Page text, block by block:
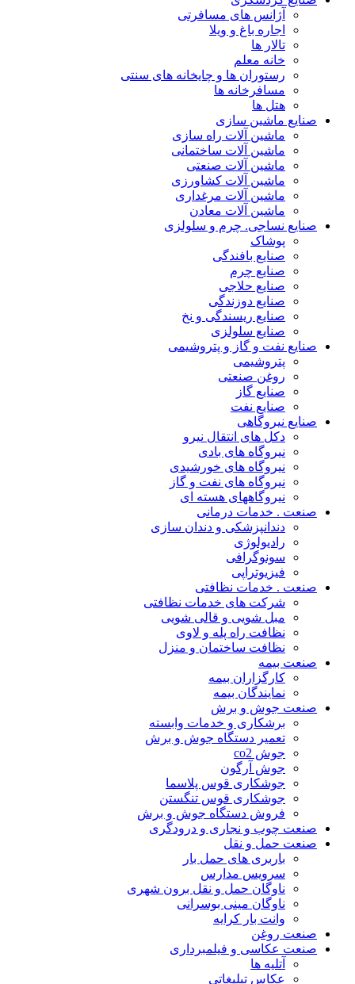
آژانس های مسافرتی
اجاره باغ و ویلا
تالار ها
خانه معلم
رستوران ها و چایخانه های سنتی
مسافرخانه ها
هتل ها
صنایع ماشین سازی
ماشین آلات راه سازی
ماشین آلات ساختمانی
ماشین آلات صنعتی
ماشین آلات کشاورزی
ماشین آلات مرغداری
ماشین آلات معادن
صنایع نساجی. چرم و سلولزی
پوشاک
صنایع بافندگی
صنایع چرم
صنایع حلاجی
صنایع دوزندگی
صنایع ریسندگی و نخ
صنایع سلولزی
صنایع نفت و گاز و پتروشیمی
پتروشیمی
روغن صنعتی
صنایع گاز
صنایع نفت
صنایع نیروگاهی
دکل های انتقال نیرو
نیروگاه های بادی
نیروگاه های خورشیدی
نیروگاه های نفت و گاز
نیروگاههای هسته ای
صنعت . خدمات درمانی
دندانپزشکی و دندان سازی
رادیولوژی
سونوگرافی
فیزیوتراپی
صنعت . خدمات نظافتی
شرکت های خدمات نظافتی
مبل شویی و قالی شویی
نظافت راه پله و لاوی
نظافت ساختمان و منزل
صنعت بیمه
کارگزاران بیمه
نمایندگان بیمه
صنعت جوش و برش
برشکاری و خدمات وابسته
تعمیر دستگاه جوش و برش
جوش co2
جوش آرگون
جوشکاری قوس پلاسما
جوشکاری قوس تنگستن
فروش دستگاه جوش و برش
صنعت چوب و نجاری و درودگری
صنعت حمل و نقل
باربری های حمل بار
سرویس مدارس
ناوگان حمل و نقل برون شهری
ناوگان مینی بوسرانی
وانت بار کرایه
صنعت روغن
صنعت عکاسی و فیلمبرداری
آتلیه ها
عکاس تبلیغاتی